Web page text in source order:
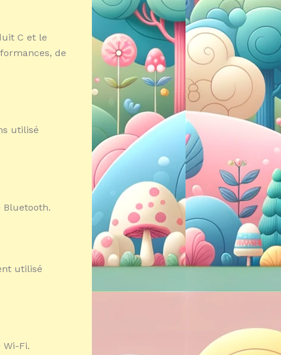
C et le
de
utilisé
utilisé
Fi.